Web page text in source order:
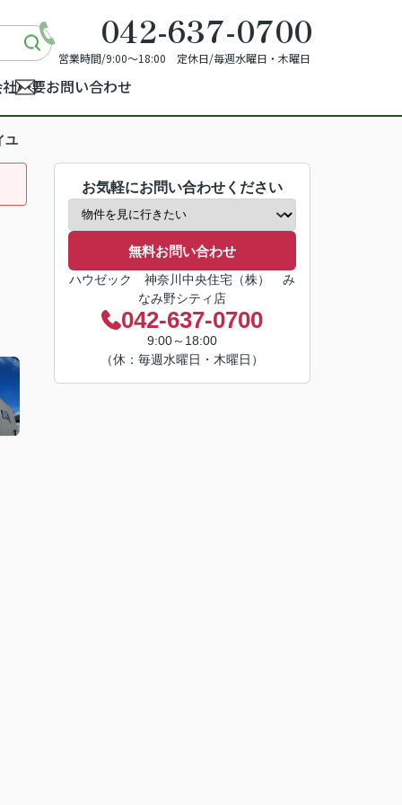
042-637-0700
営業時間/9:00～18:00 定休日/毎週水曜日・木曜日
概要お問い合わせ
ユ
お気軽にお問い合わせください
無料お問い合わせ
ハウゼック 神奈川中央住宅（株） み
なみ野シティ店
042-637-0700
9:00～18:00
（休：毎週水曜日・木曜日）